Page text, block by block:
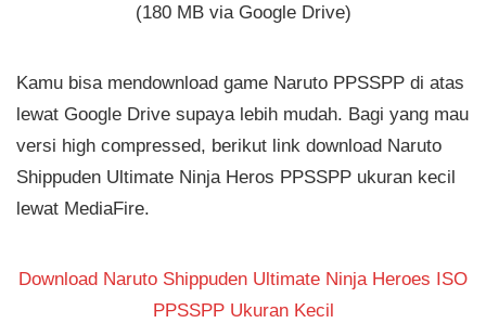
(180 MB via Google Drive)
Kamu bisa mendownload game Naruto PPSSPP di atas
lewat Google Drive supaya lebih mudah. Bagi yang mau
versi high compressed, berikut link download Naruto
Shippuden Ultimate Ninja Heros PPSSPP ukuran kecil
lewat MediaFire.
Download Naruto Shippuden Ultimate Ninja Heroes ISO
PPSSPP Ukuran Kecil